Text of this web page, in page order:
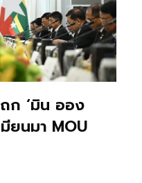
ก ‘มิน ออง
ยนมา MOU